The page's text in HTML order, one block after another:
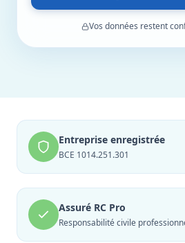
Vos données restent
Entreprise enregistrée
BCE 1014.251.301
Assuré RC Pro
Responsabilité civile